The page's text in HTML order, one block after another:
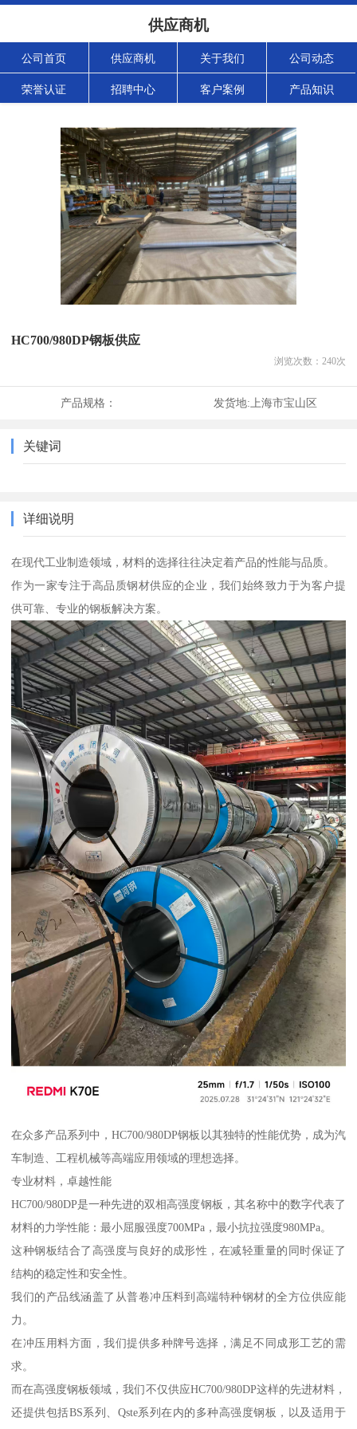
供应商机
公司首页 供应商机 关于我们 公司动态
荣誉认证 招聘中心 客户案例 产品知识
HC700/980DP钢板供应
浏览次数： 240次
产品规格： 发货地: 上海市宝山区
关键词
详细说明
在现代工业制造领域，材料的选择往往决定着产品的性能与品质。
作为一家专注于高品质钢材供应的企业，我们始终致力于为客户提
供可靠、专业的钢板解决方案。
在众多产品系列中，HC700/980DP钢板以其独特的性能优势，成为汽
车制造、工程机械等高端应用领域的理想选择。
专业材料，卓越性能
HC700/980DP是一种先进的双相高强度钢板，其名称中的数字代表了
材料的力学性能：最小屈服强度700MPa，最小抗拉强度980MPa。
这种钢板结合了高强度与良好的成形性，在减轻重量的同时保证了
结构的稳定性和安全性。
我们的产品线涵盖了从普卷冲压料到高端特种钢材的全方位供应能
力。
在冲压用料方面，我们提供多种牌号选择，满足不同成形工艺的需
求。
而在高强度钢板领域，我们不仅供应HC700/980DP这样的先进材料，
还提供包括BS系列、Qste系列在内的多种高强度钢板，以及适用于